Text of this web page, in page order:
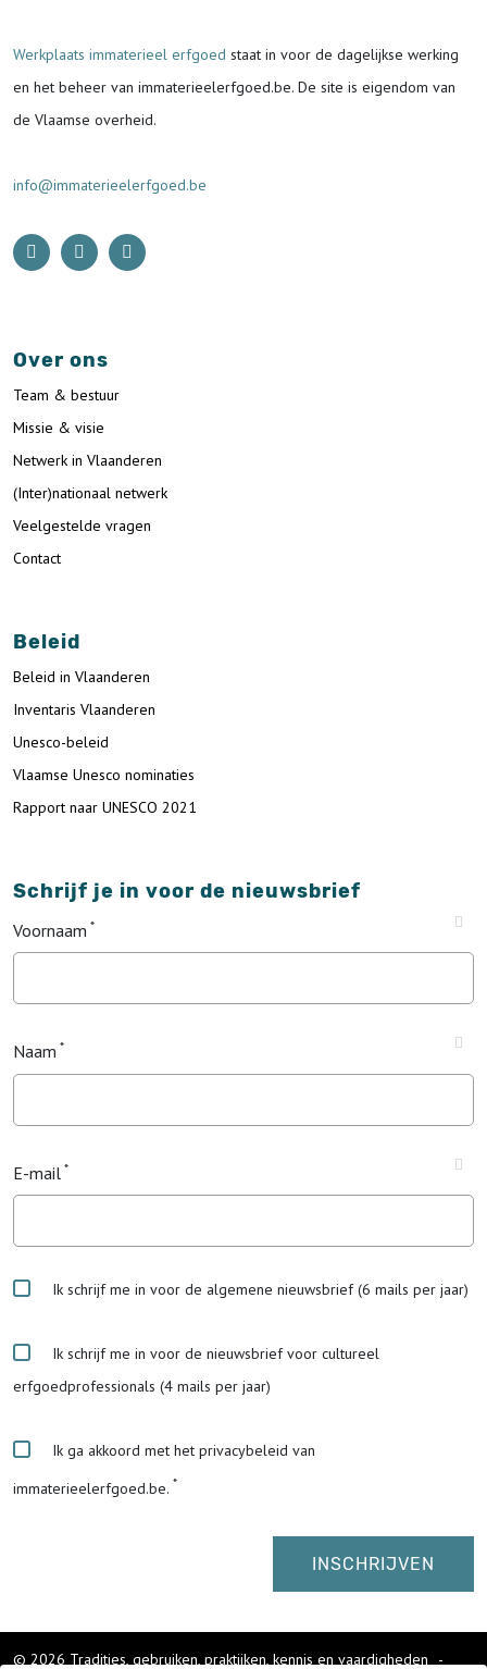
Werkplaats immaterieel erfgoed staat in voor de dagelijkse werking
en het beheer van immaterieelerfgoed.be. De site is eigendom van
de Vlaamse overheid.
info@immaterieelerfgoed.be
Over ons
Team & bestuur
Missie & visie
Netwerk in Vlaanderen
(Inter)nationaal netwerk
Veelgestelde vragen
Contact
Beleid
Beleid in Vlaanderen
Inventaris Vlaanderen
Unesco-beleid
Vlaamse Unesco nominaties
Rapport naar UNESCO 2021
Schrijf je in voor de nieuwsbrief
Voornaam
Naam
E-mail
Ik schrijf me in voor de algemene nieuwsbrief (6 mails per jaar)
Ik schrijf me in voor de nieuwsbrief voor cultureel
erfgoedprofessionals (4 mails per jaar)
Ik ga akkoord met het privacybeleid van
immaterieelerfgoed.be.
© 2026 Tradities, gebruiken, praktijken, kennis en vaardigheden -